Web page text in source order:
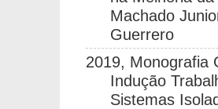
Machado
Guerrero
2019, Monografia
Indução
Sistemas